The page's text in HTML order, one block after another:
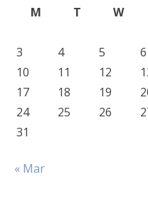
M
T W
3
4 5 6
10
11 12
17
18 19
24
25 26
31
« Mar